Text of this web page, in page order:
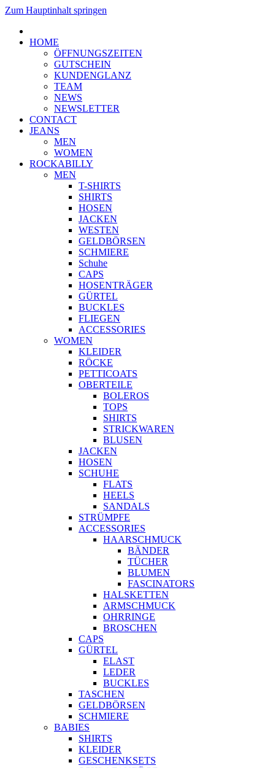
Zum Hauptinhalt springen
HOME
ÖFFNUNGSZEITEN
GUTSCHEIN
KUNDENGLANZ
TEAM
NEWS
NEWSLETTER
CONTACT
JEANS
MEN
WOMEN
ROCKABILLY
MEN
T-SHIRTS
SHIRTS
HOSEN
JACKEN
WESTEN
GELDBÖRSEN
SCHMIERE
Schuhe
CAPS
HOSENTRÄGER
GÜRTEL
BUCKLES
FLIEGEN
ACCESSORIES
WOMEN
KLEIDER
RÖCKE
PETTICOATS
OBERTEILE
BOLEROS
TOPS
SHIRTS
STRICKWAREN
BLUSEN
JACKEN
HOSEN
SCHUHE
FLATS
HEELS
SANDALS
STRÜMPFE
ACCESSORIES
HAARSCHMUCK
BÄNDER
TÜCHER
BLUMEN
FASCINATORS
HALSKETTEN
ARMSCHMUCK
OHRRINGE
BROSCHEN
CAPS
GÜRTEL
ELAST
LEDER
BUCKLES
TASCHEN
GELDBÖRSEN
SCHMIERE
BABIES
SHIRTS
KLEIDER
GESCHENKSETS